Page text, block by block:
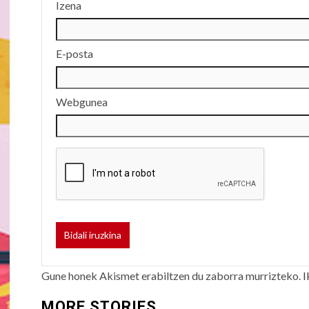
Izena
E-posta
Webgunea
Gune honek Akismet erabiltzen du zaborra murrizteko.